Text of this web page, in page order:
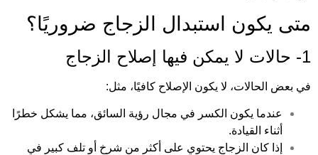
متى يكون استبدال الزجاج ضروريًا؟
1- حالات لا يمكن فيها إصلاح الزجاج
في بعض الحالات، لا يكون الإصلاح كافيًا، مثل:
عندما يكون الكسر في مجال رؤية السائق، مما يشكل خطرًا
أثناء القيادة.
إذا كان الزجاج يحتوي على أكثر من شرخ أو تلف كبير في